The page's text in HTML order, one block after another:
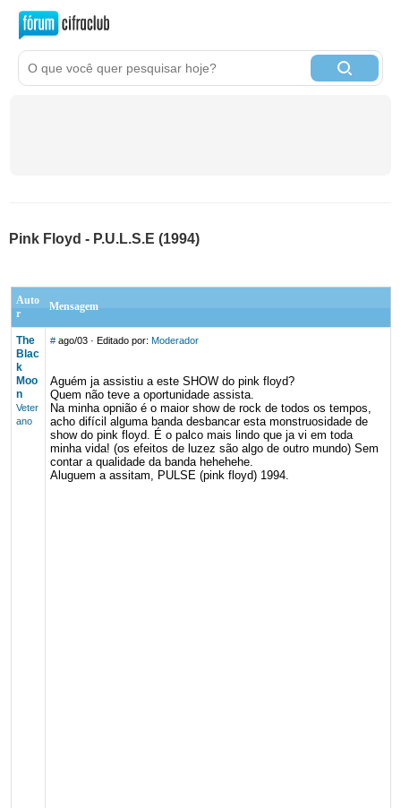
Pink Floyd - P.U.L.S.E (1994)
Auto
r
Mensagem
The
Blac
k
Moo
n
Veter
ano
# ago/03· Editado por: Moderador
Aguém ja assistiu a este SHOW do pink floyd?
Quem não teve a oportunidade assista.
Na minha opnião é o maior show de rock de todos os tempos,
acho difícil alguma banda desbancar esta monstruosidade de
show do pink floyd. É o palco mais lindo que ja vi em toda
minha vida! (os efeitos de luzez são algo de outro mundo) Sem
contar a qualidade da banda hehehehe.
Aluguem a assitam, PULSE (pink floyd) 1994.